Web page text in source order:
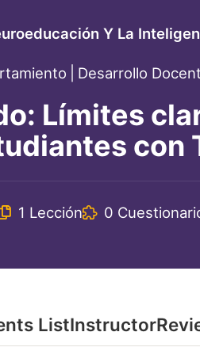
Y La
Desarrollo
Límites
con
1 Lección 0
ListInstructor